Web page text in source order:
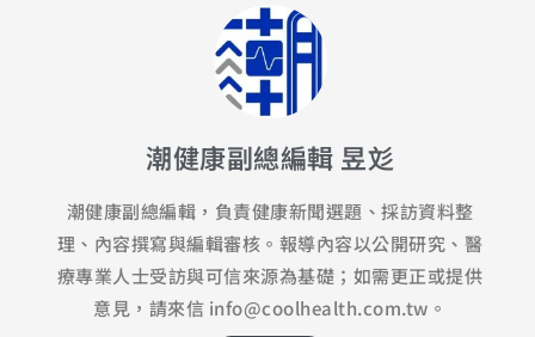
潮健康副總編輯 昱彣
潮健康副總編輯，負責健康新聞選題、採訪資料整
理、內容撰寫與編輯審核。報導內容以公開研究、醫
療專業人士受訪與可信來源為基礎；如需更正或提供
意見，請來信 info@coolhealth.com.tw 。